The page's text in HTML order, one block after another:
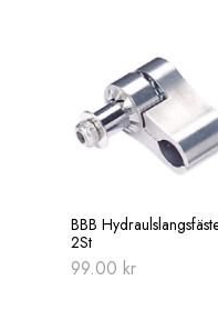
BBB
2St
99.00 kr